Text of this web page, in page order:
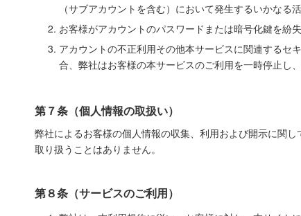
（サブアカウントを含む）において発生するいかなる
お客様がアカウントのパスワードまたは暗号化鍵を紛
アカウントの不正利用その他本サービスに関連するセ
合、弊社はお客様の本サービスのご利用を一時停止し
第７条（個人情報の取扱い）
弊社によるお客様の個人情報の収集、利用および開示に関し
取り扱うことはありません。
第８条（サービスのご利用）